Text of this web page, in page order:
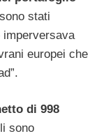
stati
imperversava
europei che
di 998
sono